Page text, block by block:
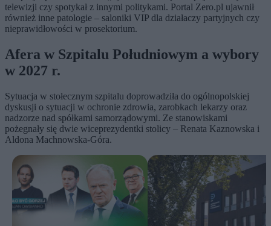
telewizji czy spotykał z innymi politykami. Portal Zero.pl ujawnił
również inne patologie – saloniki VIP dla działaczy partyjnych czy
nieprawidłowości w prosektorium.
Afera w Szpitalu Południowym a wybory
w 2027 r.
Sytuacja w stołecznym szpitalu doprowadziła do ogólnopolskiej
dyskusji o sytuacji w ochronie zdrowia, zarobkach lekarzy oraz
nadzorze nad spółkami samorządowymi. Ze stanowiskami
pożegnały się dwie wiceprezydentki stolicy – Renata Kaznowska i
Aldona Machnowska-Góra.